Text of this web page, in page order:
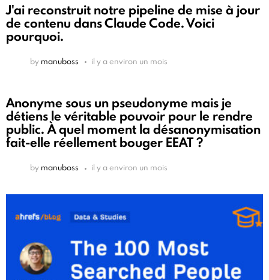
J'ai reconstruit notre pipeline de mise à jour
de contenu dans Claude Code. Voici
pourquoi.
by manuboss il y a environ un mois
Anonyme sous un pseudonyme mais je
détiens le véritable pouvoir pour le rendre
public. À quel moment la désanonymisation
fait-elle réellement bouger EEAT ?
by manuboss il y a environ un mois